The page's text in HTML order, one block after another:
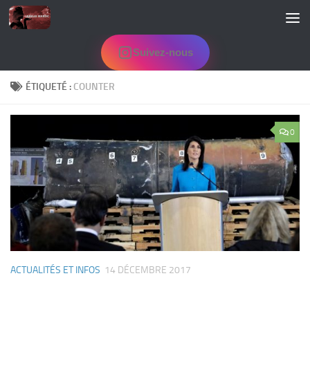
Skip to content
Suivez-nous
ÉTIQUETÉ : COUNTER
0
ACTUALITÉS ET INFOS 14 DÉCEMBRE 2017